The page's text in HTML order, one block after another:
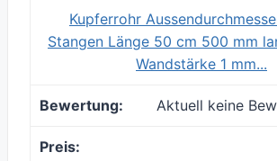
Kupferrohr
Stangen Länge 50 cm 500 mm
Wandstärke 1 mm...
Aktuell keine